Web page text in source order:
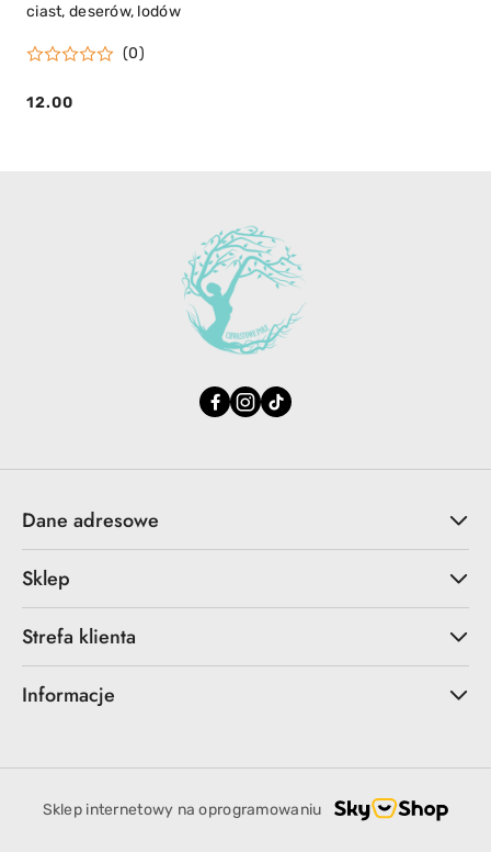
ciast, deserów, lodów
(0)
Cena:
12.00
Dane adresowe
Sklep
Strefa klienta
Informacje
Sklep internetowy na oprogramowaniu